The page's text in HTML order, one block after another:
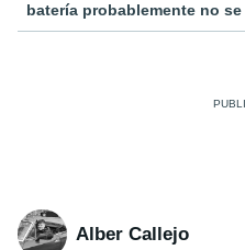
batería probablemente no
Alber Callejo